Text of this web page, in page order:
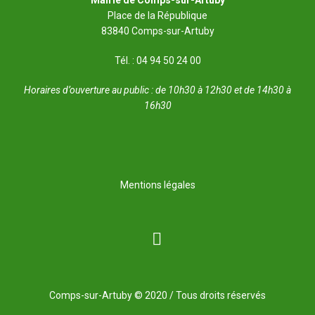
Place de la République
83840 Comps-sur-Artuby
Tél. : 04 94 50 24 00
Horaires d’ouverture au public : de 10h30 à 12h30 et de 14h30 à
16h30
Mentions légales
Comps-sur-Artuby © 2020 / Tous droits réservés